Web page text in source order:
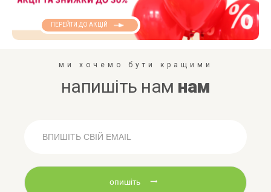
ПЕРЕЙТИ ДО АКЦІЙ
ми хочемо бути кращими
напишіть нам нам
опишіть